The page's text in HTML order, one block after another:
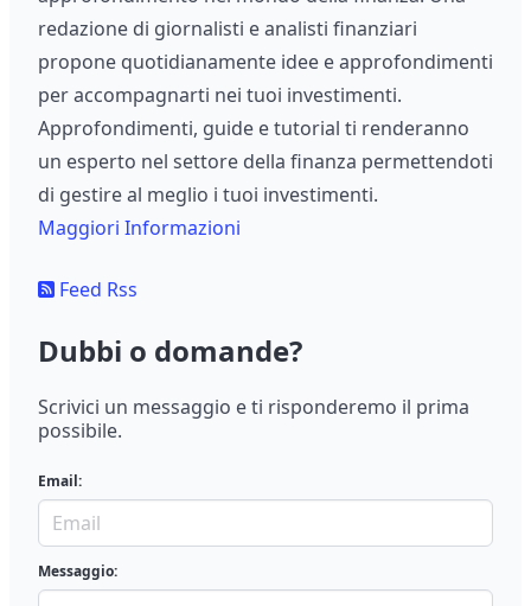
redazione di giornalisti e analisti finanziari
propone quotidianamente idee e approfondimenti
per accompagnarti nei tuoi investimenti.
Approfondimenti, guide e tutorial ti renderanno
un esperto nel settore della finanza permettendoti
di gestire al meglio i tuoi investimenti.
Maggiori Informazioni
Feed Rss
Dubbi o domande?
Scrivici un messaggio e ti risponderemo il prima
possibile.
Email:
Messaggio: